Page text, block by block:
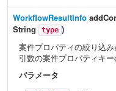
WorkflowResultInfo
String
type )
案件プロパティの絞り込
引数の案件プロパティキ
パラメータ